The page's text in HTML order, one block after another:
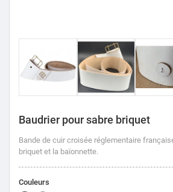
Baudrier pour sabre briquet
Bande de cuir croisée réglementaire
briquet et la baïonnette.
Couleurs